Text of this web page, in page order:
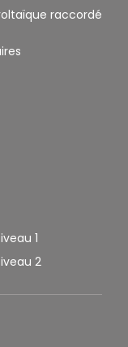
raccordé
1
2